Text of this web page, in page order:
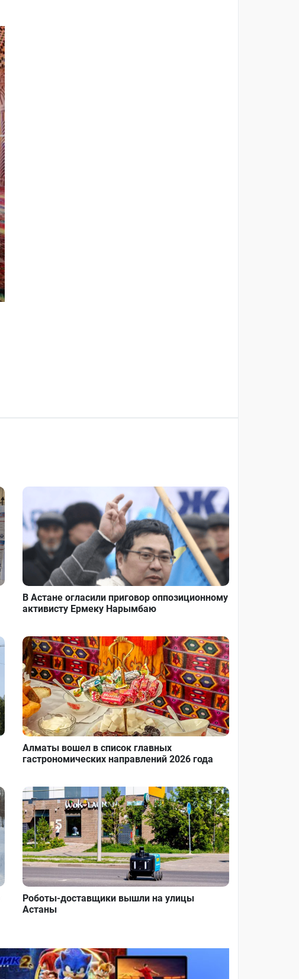
В Астане огласили приговор оппозиционному
активисту Ермеку Нарымбаю
Алматы вошел в список главных
гастрономических направлений 2026 года
Роботы-доставщики вышли на улицы
Астаны